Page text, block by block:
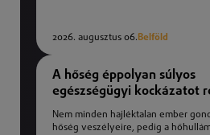
2026. augusztus 06.Belföld
A hőség éppolyan súlyos
egészségügyi kockázatot
a téli fagyok
Nem minden hajléktalan ember
hőség veszélyeire, pedig a